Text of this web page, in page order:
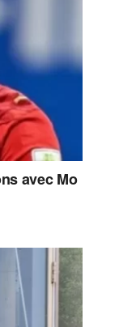
avec Mo